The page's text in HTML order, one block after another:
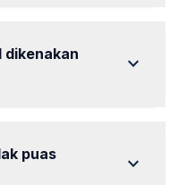
dikenakan
expand_more
puas
expand_more